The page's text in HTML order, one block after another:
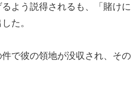
よう説得されるも、「賭け
た。
で彼の領地が没収され、そ